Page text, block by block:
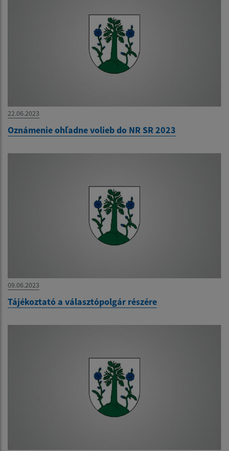
22.06.2023
Oznámenie ohľadne volieb do NR SR 2023
09.06.2023
Tájékoztató a választópolgár részére